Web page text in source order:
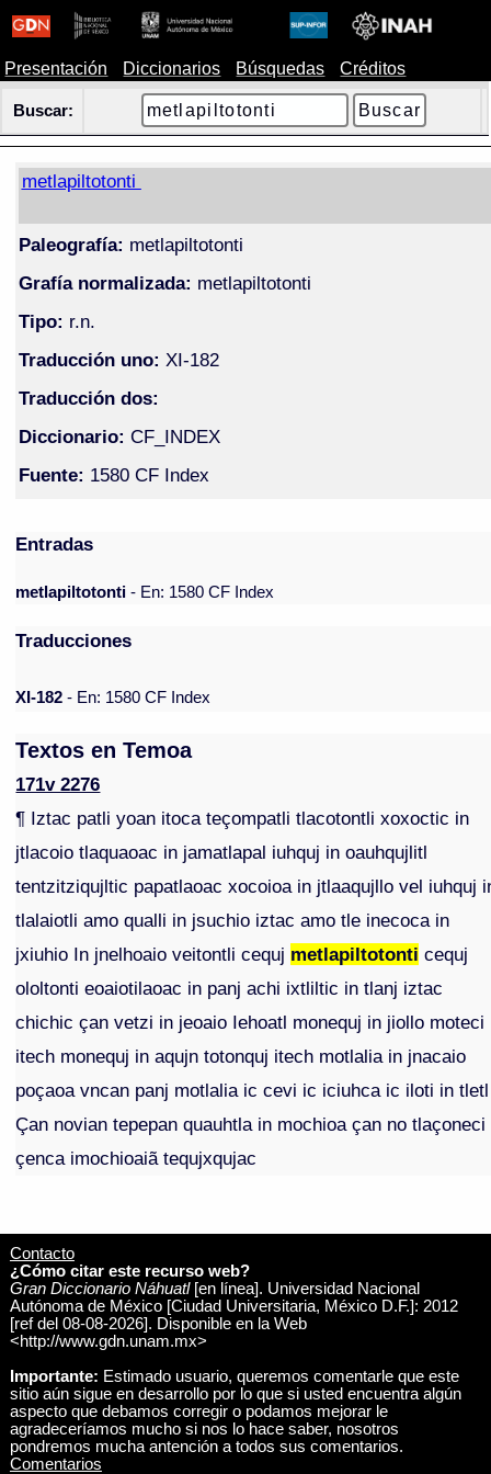
Presentación Diccionarios Búsquedas Créditos
Buscar:
metlapiltotonti
Paleografía: metlapiltotonti
Grafía normalizada: metlapiltotonti
Tipo: r.n.
Traducción uno: XI-182
Traducción dos:
Diccionario: CF_INDEX
Fuente: 1580 CF Index
Entradas
metlapiltotonti- En: 1580 CF Index
Traducciones
XI-182 - En: 1580 CF Index
Textos en Temoa
171v 2276
¶ Iztac patli yoan itoca teçompatli tlacotontli xoxoctic in
jtlacoio tlaquaoac in jamatlapal iuhquj in oauhqujlitl
tentzitziqujltic papatlaoac xocoioa in jtlaaqujllo vel iuhquj
tlalaiotli amo qualli in jsuchio iztac amo tle inecoca in
jxiuhio In jnelhoaio veitontli cequj metlapiltotonti cequj
ololtonti eoaiotilaoac in panj achi ixtliltic in tlanj iztac
chichic çan vetzi in jeoaio Iehoatl monequj in jiollo moteci
itech monequj in aqujn totonquj itech motlalia in jnacaio
poçaoa vncan panj motlalia ic cevi ic iciuhca ic iloti in tletl
Çan novian tepepan quauhtla in mochioa çan no tlaçoneci
çenca imochioaiã tequjxqujac
Contacto
¿Cómo citar este recurso web?
Gran Diccionario Náhuatl[en línea]. Universidad Nacional
Autónoma de México [Ciudad Universitaria, México D.F.]: 2012
[ref del 08-08-2026]. Disponible en la Web
<http://www.gdn.unam.mx>
Importante: Estimado usuario, queremos comentarle que este
sitio aún sigue en desarrollo por lo que si usted encuentra algún
aspecto que debamos corregir o podamos mejorar le
agradeceríamos mucho si nos lo hace saber, nosotros
pondremos mucha antención a todos sus comentarios.
Comentarios